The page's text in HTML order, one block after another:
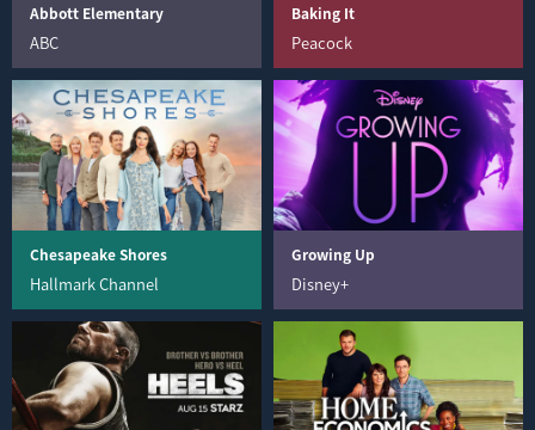
Abbott Elementary
ABC
Baking It
Peacock
Chesapeake Shores
Hallmark Channel
Growing Up
Disney+